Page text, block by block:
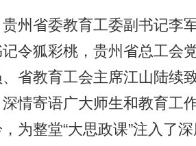
省委教育工委副书记李
令狐彩桃，贵州省总工会
省教育工会主席江山陆续
情寄语广大师生和教育工
为整堂“大思政课”注入了